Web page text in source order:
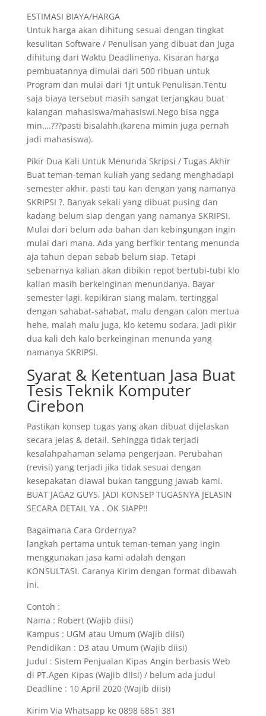
ESTIMASI BIAYA/HARGA
Untuk harga akan dihitung sesuai dengan tingkat
kesulitan Software / Penulisan yang dibuat dan Juga
dihitung dari Waktu Deadlinenya. Kisaran harga
pembuatannya dimulai dari 500 ribuan untuk
Program dan mulai dari 1jt untuk Penulisan.Tentu
saja biaya tersebut masih sangat terjangkau buat
kalangan mahasiswa/mahasiswi.Nego bisa ngga
min….???pasti bisalahh.(karena mimin juga pernah
jadi mahasiswa).
Pikir Dua Kali Untuk Menunda Skripsi / Tugas Akhir
Buat teman-teman kuliah yang sedang menghadapi
semester akhir, pasti tau kan dengan yang namanya
SKRIPSI ?. Banyak sekali yang dibuat pusing dan
kadang belum siap dengan yang namanya SKRIPSI.
Mulai dari belum ada bahan dan kebingungan ingin
mulai dari mana. Ada yang berfikir tentang menunda
aja tahun depan sebab belum siap. Tetapi
sebenarnya kalian akan dibikin repot bertubi-tubi klo
kalian masih berkeinginan menundanya. Bayar
semester lagi, kepikiran siang malam, tertinggal
dengan sahabat-sahabat, malu dengan calon mertua
hehe, malah malu juga, klo ketemu sodara. Jadi pikir
dua kali deh kalo berkeinginan menunda yang
namanya SKRIPSI.
Syarat & Ketentuan Jasa Buat
Tesis Teknik Komputer
Cirebon
Pastikan konsep tugas yang akan dibuat dijelaskan
secara jelas & detail. Sehingga tidak terjadi
kesalahpahaman selama pengerjaan. Perubahan
(revisi) yang terjadi jika tidak sesuai dengan
kesepakatan diawal bukan tanggung jawab kami.
BUAT JAGA2 GUYS, JADI KONSEP TUGASNYA JELASIN
SECARA DETAIL YA . OK SIAPP!!
Bagaimana Cara Ordernya?
langkah pertama untuk teman-teman yang ingin
menggunakan jasa kami adalah dengan
KONSULTASI. Caranya Kirim dengan format dibawah
ini.
Contoh :
Nama : Robert (Wajib diisi)
Kampus : UGM atau Umum (Wajib diisi)
Pendidikan : D3 atau Umum (Wajib diisi)
Judul : Sistem Penjualan Kipas Angin berbasis Web
di PT.Agen Kipas (Wajib diisi) / belum ada judul
Deadline : 10 April 2020 (Wajib diisi)
Kirim Via Whatsapp ke 0898 6851 381